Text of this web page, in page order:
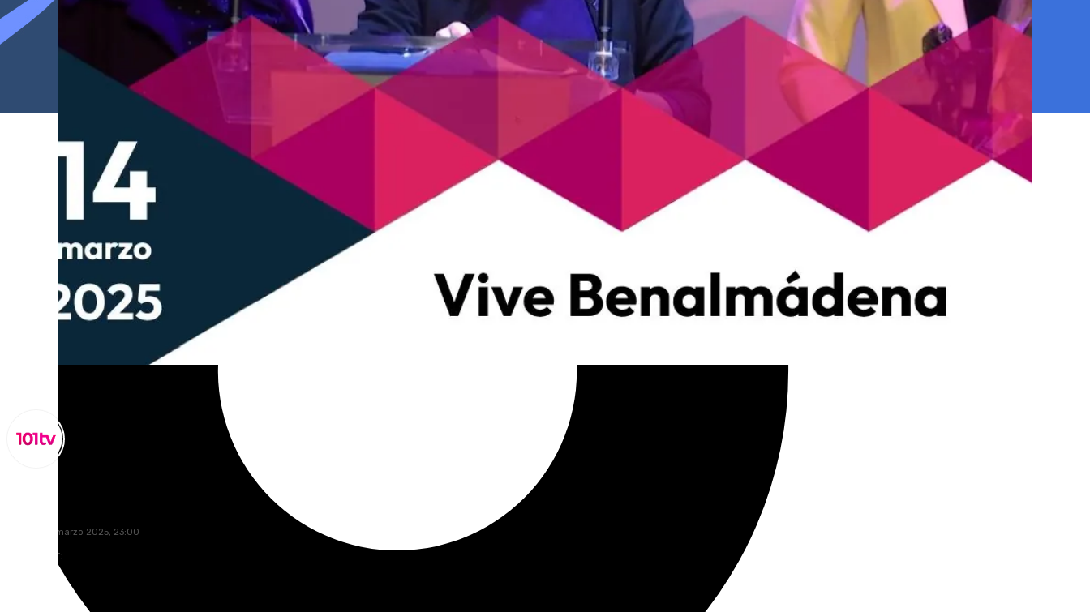
viernes, 14 marzo 2025, 23:00
Compartir: